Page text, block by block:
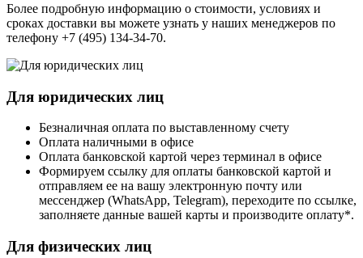
Более подробную информацию о стоимости, условиях и
сроках доставки вы можете узнать у наших менеджеров по
телефону +7 (495) 134-34-70.
Для юридических лиц
Безналичная оплата по выставленному счету
Оплата наличными в офисе
Оплата банковской картой через терминал в офисе
Формируем ссылку для оплаты банковской картой и
отправляем ее на вашу электронную почту или
мессенджер (WhatsApp, Telegram), переходите по ссылке,
заполняете данные вашей карты и производите оплату*.
Для физических лиц